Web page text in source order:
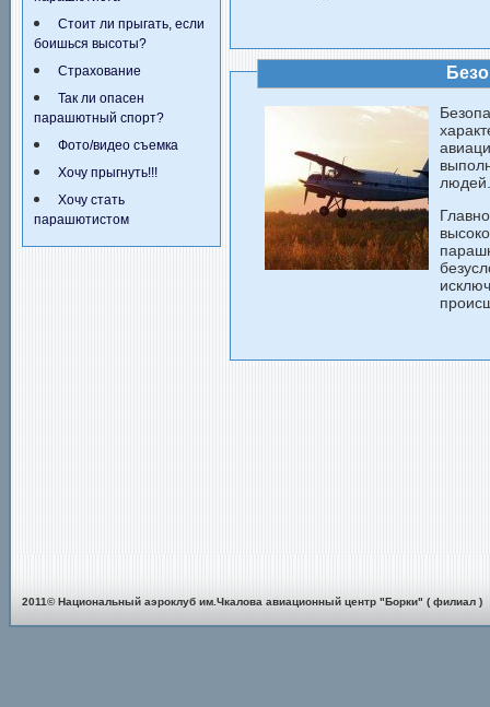
Стоит ли прыгать, если
боишься высоты?
Страхование
Так ли опасен
парашютный спорт?
Фото/видео съемка
Хочу прыгнуть!!!
Хочу стать
парашютистом
людей.
2011© Национальный аэроклуб им.Чкалова авиационный центр "Борки" ( филиал )